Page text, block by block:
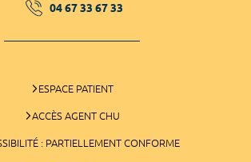
04 67 33 67 33
ESPACE PATIENT
ACCÈS AGENT CHU
: PARTIELLEMENT CONFORME